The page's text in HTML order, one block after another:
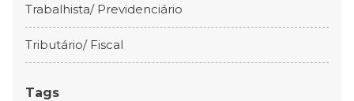
Trabalhista/ Previdenciário
Tributário/ Fiscal
Tags